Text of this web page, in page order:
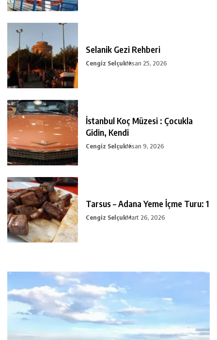
Selanik Gezi Rehberi
Cengiz SelçukNisan 25, 2026
İstanbul Koç Müzesi : Çocukla
Gidin, Kendi
Cengiz SelçukNisan 9, 2026
Tarsus – Adana Yeme İçme Turu: 1
Cengiz SelçukMart 26, 2026